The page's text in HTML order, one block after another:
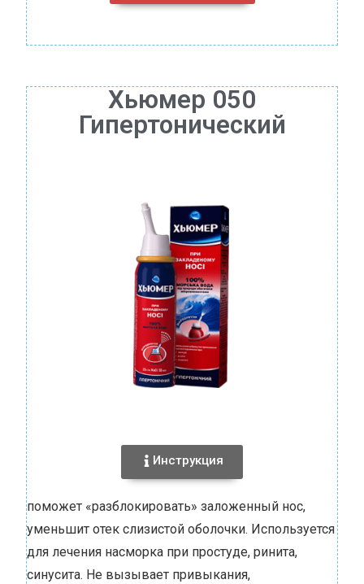
Хьюмер 050
Гипертонический
Инструкция
поможет «разблокировать» заложенный нос,
уменьшит отек слизистой оболочки. Используется
для лечения насморка при простуде, ринита,
синусита. Не вызывает привыкания,